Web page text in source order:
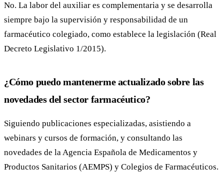
No. La labor del auxiliar es complementaria y se desarrolla
siempre bajo la supervisión y responsabilidad de un
farmacéutico colegiado, como establece la legislación (Real
Decreto Legislativo 1/2015).
¿Cómo puedo mantenerme actualizado sobre las
novedades del sector farmacéutico?
Siguiendo publicaciones especializadas, asistiendo a
webinars y cursos de formación, y consultando las
novedades de la Agencia Española de Medicamentos y
Productos Sanitarios (AEMPS) y Colegios de Farmacéuticos.